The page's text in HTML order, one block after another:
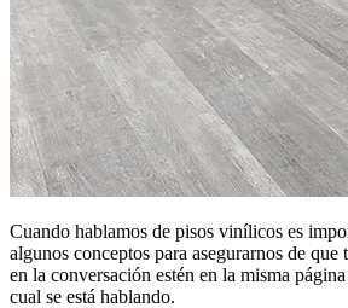
Cuando hablamos de pisos vinílicos es
algunos conceptos para asegurarnos de
en la conversación estén en la misma
cual se está hablando.